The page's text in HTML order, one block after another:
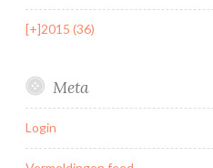
[+]2015 (36)
Meta
Login